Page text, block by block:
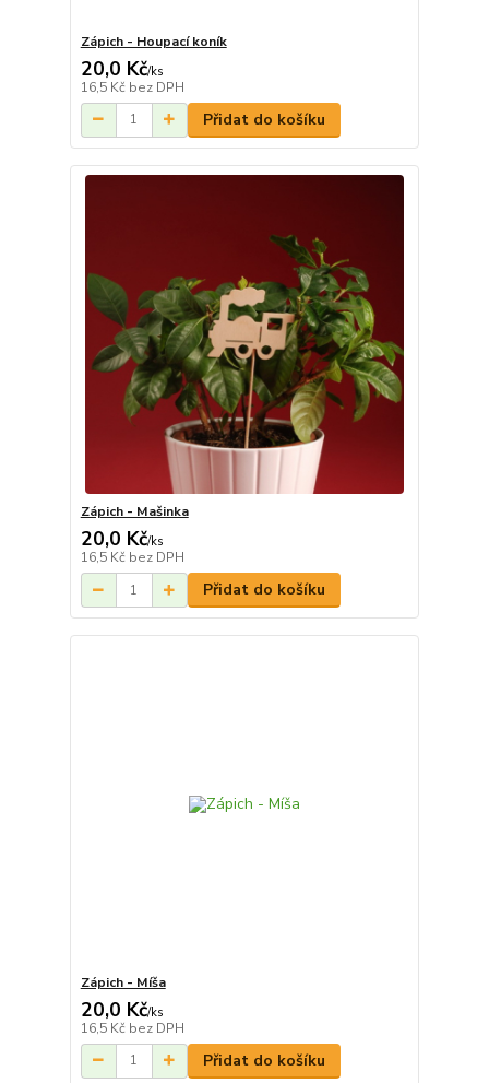
Zápich - Houpací koník
20,0 Kč/ks
16,5 Kč bez DPH
Přidat do košíku
Zápich - Mašinka
20,0 Kč/ks
16,5 Kč bez DPH
Přidat do košíku
Zápich - Míša
20,0 Kč/ks
16,5 Kč bez DPH
Přidat do košíku